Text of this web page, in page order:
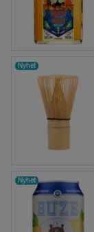
Nyhet
Nyhet